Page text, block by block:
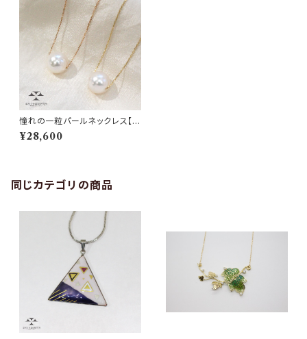
憧れの一粒パールネックレス【K
18YG／K18PG 調整可能45c
m】
¥28,600
同じカテゴリの商品